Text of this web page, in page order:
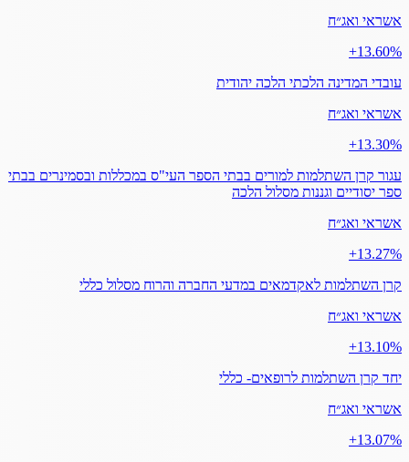
אשראי ואג״ח
‎+13.60%
עובדי המדינה הלכתי הלכה יהודית
אשראי ואג״ח
‎+13.30%
עגור קרן השתלמות למורים בבתי הספר העי"ס במכללות ובסמינרים בבתי
ספר יסודיים וגננות מסלול הלכה
אשראי ואג״ח
‎+13.27%
קרן השתלמות לאקדמאים במדעי החברה והרוח מסלול כללי
אשראי ואג״ח
‎+13.10%
יחד קרן השתלמות לרופאים- כללי
אשראי ואג״ח
‎+13.07%